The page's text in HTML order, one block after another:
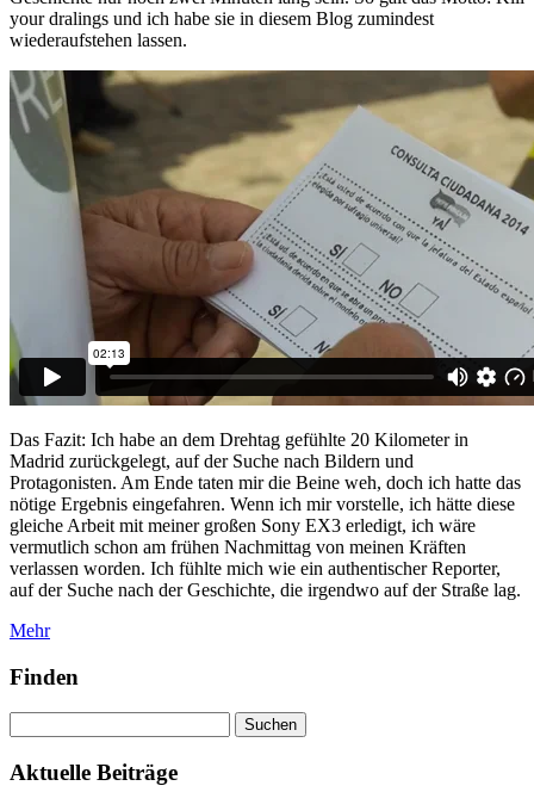
your dralings und ich habe sie in diesem Blog zumindest
wiederaufstehen lassen.
Das Fazit: Ich habe an dem Drehtag gefühlte 20 Kilometer in
Madrid zurückgelegt, auf der Suche nach Bildern und
Protagonisten. Am Ende taten mir die Beine weh, doch ich hatte das
nötige Ergebnis eingefahren. Wenn ich mir vorstelle, ich hätte diese
gleiche Arbeit mit meiner großen Sony EX3 erledigt, ich wäre
vermutlich schon am frühen Nachmittag von meinen Kräften
verlassen worden. Ich fühlte mich wie ein authentischer Reporter,
auf der Suche nach der Geschichte, die irgendwo auf der Straße lag.
Mehr
Finden
nach:
Aktuelle Beiträge